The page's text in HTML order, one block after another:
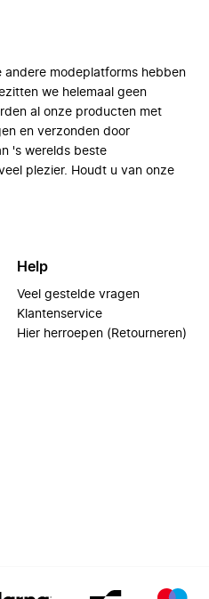
andere modeplatforms hebben
we helemaal geen
al onze producten met
en verzonden door
's werelds beste
plezier. Houdt u van onze
Help
Veel gestelde vragen
Klantenservice
Hier herroepen (Retourneren)